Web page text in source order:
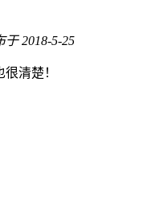
于 2018-5-25
清楚！